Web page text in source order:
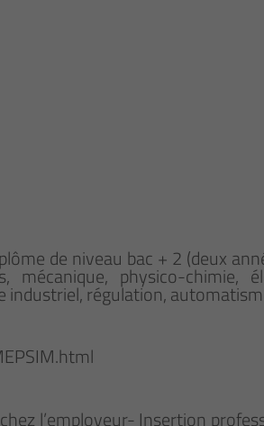
de niveau bac + 2 (deux
mécanique, physico-chimie,
régulation,
l’employeur- Insertion